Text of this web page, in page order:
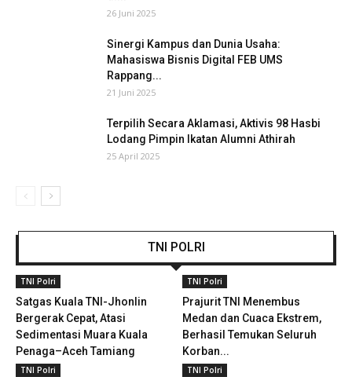
26 Juni 2025
Sinergi Kampus dan Dunia Usaha:
Mahasiswa Bisnis Digital FEB UMS
Rappang...
21 Juni 2025
Terpilih Secara Aklamasi, Aktivis 98 Hasbi
Lodang Pimpin Ikatan Alumni Athirah
25 April 2025
TNI POLRI
TNI Polri
Satgas Kuala TNI-Jhonlin
Bergerak Cepat, Atasi
Sedimentasi Muara Kuala
Penaga–Aceh Tamiang
TNI Polri
Prajurit TNI Menembus
Medan dan Cuaca Ekstrem,
Berhasil Temukan Seluruh
Korban...
TNI Polri TNI Polri